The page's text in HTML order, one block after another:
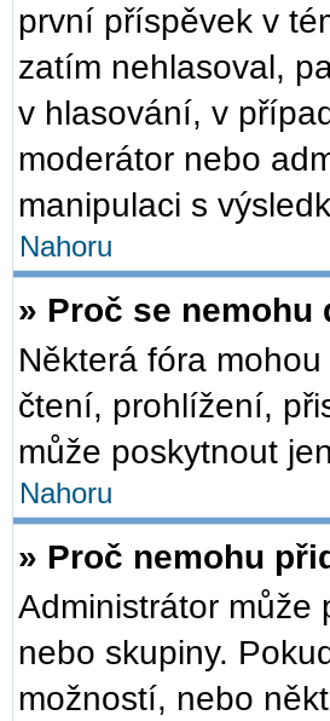
první příspěvek v
zatím nehlasoval,
v hlasování, v
moderátor nebo
manipulaci s
Nahoru
» Proč se nemohu
Některá fóra
čtení, prohlížení,
může poskytnout
Nahoru
» Proč nemohu
Administrátor může
nebo skupiny.
možností, nebo